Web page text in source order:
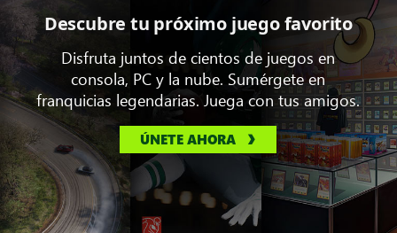
Descubre tu próximo juego favorito
Disfruta juntos de cientos de juegos en
consola, PC y la nube. Sumérgete en
franquicias legendarias. Juega con tus amigos.
ÚNETE AHORA